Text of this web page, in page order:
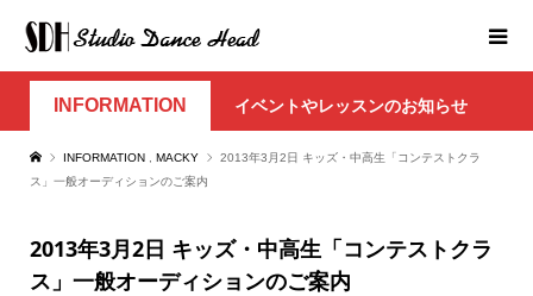
INFORMATION イベントやレッスンのお知らせ
INFORMATION MACKY
2013年3月2日 キッズ・中高生「コンテストクラ
ス」一般オーディションのご案内
2013年3月2日 キッズ・中高生「コンテストクラ
ス」一般オーディションのご案内